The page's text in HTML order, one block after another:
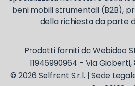
beni mobili strumentali (B2B),
della richiesta da parte
Prodotti forniti da Webidoo
11946990964 - Via Gioberti,
© 2026 Selfrent S.r.l. | Sede